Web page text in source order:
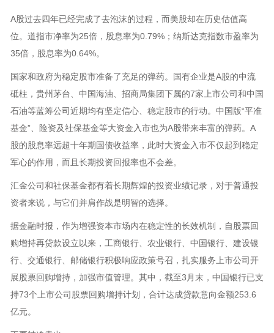
A股过去四年已经完成了去泡沫的过程，而美股却在历史估值高
位。道指市净率为25倍，股息率为0.79%；纳斯达克指数市盈率为
35倍，股息率为0.64%。
国家和政府为稳定股市准备了充足的弹药。国有企业是A股的中流
砥柱，贵州茅台、中国海油、招商局集团下属的7家上市公司和中国
石油等蓝筹公司近期均有坚定信心、稳定股市的行动。中国版“平准
基金”、险资及社保基金等大资金入市也为A股带来丰富的弹药。A
股的股息率远超十年期国债收益率，此时大资金入市不仅起到稳定
军心的作用，而且长期投资回报率也不会差。
汇金公司和社保基金都有着长期辉煌的投资业绩记录，对于普通投
资者来说，与它们并肩作战是明智的选择。
据金融时报，作为增强资本市场内在稳定性的长效机制，自股票回
购增持再贷款设立以来，工商银行、农业银行、中国银行、建设银
行、交通银行、邮储银行积极响应政策号召，扎实服务上市公司开
展股票回购增持，加强市值管理。其中，截至3月末，中国银行已支
持73个上市公司股票回购增持计划，合计达成贷款意向金额253.6
亿元。